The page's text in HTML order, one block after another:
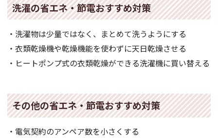
洗濯の省エネ・節電おすすめ対策
・洗濯物は少量ではなく、まとめて洗うようにする
・衣類乾燥機や乾燥機能を使わずに天日乾燥させる
・ヒートポンプ式の衣類乾燥ができる洗濯機に買い替える
その他の省エネ・節電おすすめ対策
・電気契約のアンペア数を小さくする